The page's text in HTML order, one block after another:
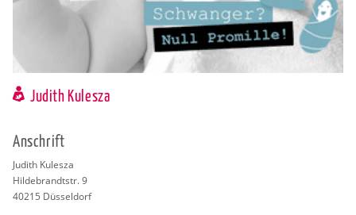
Judith Kulesza
An­schrift
Ju­dith Ku­les­za
Hil­de­brandt­str. 9
40215 Düs­sel­dorf